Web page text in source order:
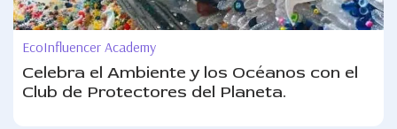
EcoInfluencer Academy
Celebra el Ambiente y los Océanos con el
Club de Protectores del Planeta.